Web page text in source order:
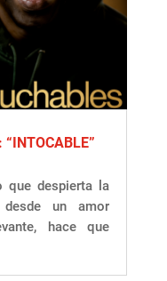
“INTOCABLE”
que despierta la
un amor
hace que